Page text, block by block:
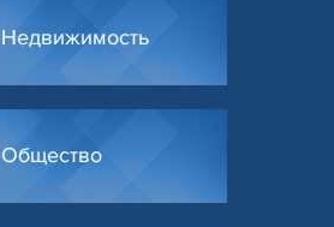
Недвижимость
Общество